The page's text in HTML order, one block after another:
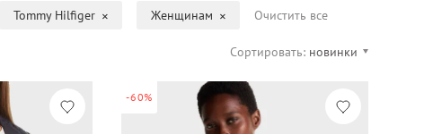
Tommy Hilfiger Женщинам Очистить все
Сортировать: новинки
-60%